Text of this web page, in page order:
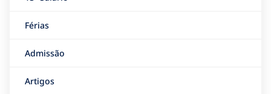
Férias
Admissão
Artigos